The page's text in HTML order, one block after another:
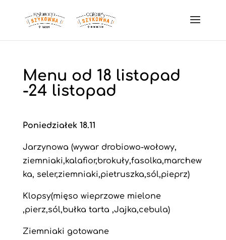
Menu od 18 listopad
-24 listopad
Poniedziałek 18.11
Jarzynowa (wywar drobiowo-wołowy,
ziemniaki,kalafior,brokuły,fasolka,marchew
ka, seler,ziemniaki,pietruszka,sól,pieprz)
Klopsy(mięso wieprzowe mielone
,pierz,sól,bułka tarta ,Jajka,cebula)
Ziemniaki gotowane